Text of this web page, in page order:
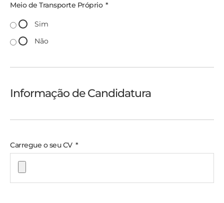
Meio de Transporte Próprio
Sim
Não
Informação de Candidatura
Carregue o seu CV